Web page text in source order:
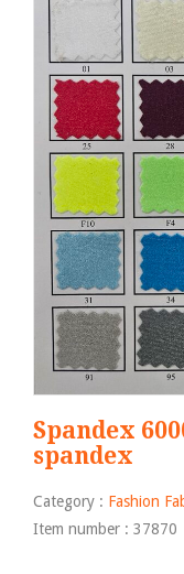
Spandex
spandex
Category : Fashion
Item number : 37870